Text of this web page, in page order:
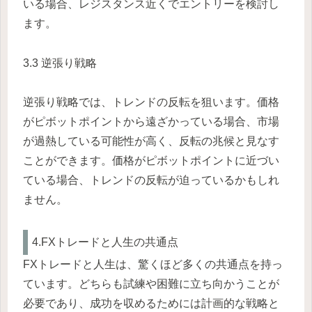
いる場合、レジスタンス近くでエントリーを検討し
ます。
3.3 逆張り戦略
逆張り戦略では、トレンドの反転を狙います。価格
がピボットポイントから遠ざかっている場合、市場
が過熱している可能性が高く、反転の兆候と見なす
ことができます。価格がピボットポイントに近づい
ている場合、トレンドの反転が迫っているかもしれ
ません。
4.FXトレードと人生の共通点
FXトレードと人生は、驚くほど多くの共通点を持っ
ています。どちらも試練や困難に立ち向かうことが
必要であり、成功を収めるためには計画的な戦略と